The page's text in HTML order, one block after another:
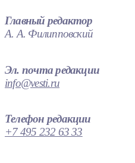
Главный редактор
А. А. Филипповский
Эл. почта редакции
info@vesti.ru
Телефон редакции
+7 495 232 63 33